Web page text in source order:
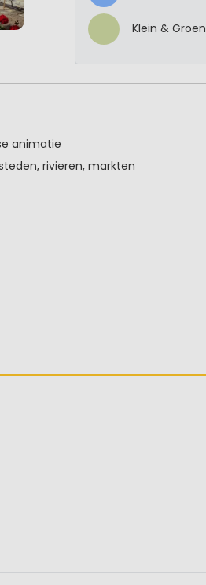
Klein & Groen
animatie
rivieren, markten